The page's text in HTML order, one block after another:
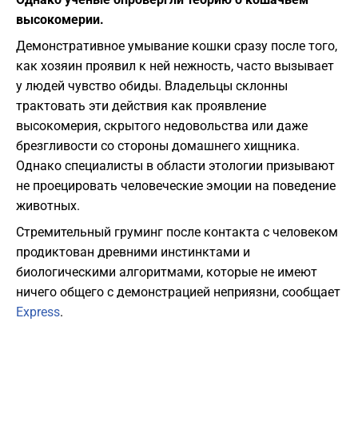
высокомерии.
Демонстративное умывание кошки сразу после того,
как хозяин проявил к ней нежность, часто вызывает
у людей чувство обиды. Владельцы склонны
трактовать эти действия как проявление
высокомерия, скрытого недовольства или даже
брезгливости со стороны домашнего хищника.
Однако специалисты в области этологии призывают
не проецировать человеческие эмоции на поведение
животных.
Стремительный груминг после контакта с человеком
продиктован древними инстинктами и
биологическими алгоритмами, которые не имеют
ничего общего с демонстрацией неприязни, сообщает
Express.